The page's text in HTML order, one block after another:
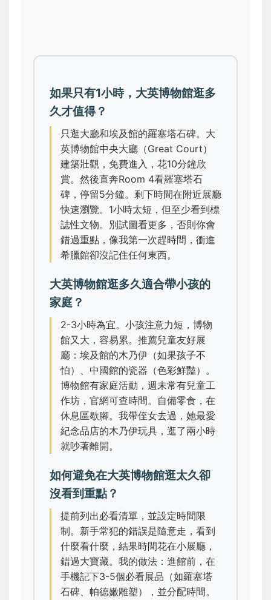
如果只有1小時，大英博物館逛多
久才值得？
只逛大廳和埃及館的羅塞塔石碑。大
英博物館中央大廳（Great Court）
建築壯觀，免費進入，花10分鐘欣
賞。然後直奔Room 4看羅塞塔石
碑，停留5分鐘。剩下時間在附近展廳
快速瀏覽。1小時太短，但至少看到標
誌性文物。別試圖看更多，否則你會
錯過重點，像我第一次趕時間，衝進
希臘館卻沒記住任何東西。
大英博物館逛多久適合帶小孩的
家庭？
2-3小時為宜。小孩注意力短，博物
館又大，容易累。推薦兒童友好展
廳：埃及館的木乃伊（如果孩子不
怕）、中國館的瓷器（色彩鮮豔）。
博物館有家庭活動，週末常有兒童工
作坊，官網可查時間。自備零食，在
休息區歇腳。我帶侄女去過，她最愛
紀念品店的木乃伊玩具，逛了兩小時
就吵著離開。
如何避免在大英博物館逛太久卻
沒看到重點？
提前列出必看清單，並設定時間限
制。新手常犯的錯誤是隨意走，看到
什麼看什麼，結果時間花在小展廳，
錯過大寶藏。我的做法：進館前，在
手機記下3-5個必看展品（如羅塞塔
石碑、帕德嫩雕塑），並分配時間。